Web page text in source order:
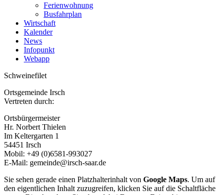
Ferienwohnung
Busfahrplan
Wirtschaft
Kalender
News
Infopunkt
Webapp
Schweinefilet
Ortsgemeinde Irsch
Vertreten durch:
Ortsbürgermeister
Hr. Norbert Thielen
Im Keltergarten 1
54451 Irsch
Mobil: +49 (0)6581-993027
E-Mail: gemeinde@irsch-saar.de
Sie sehen gerade einen Platzhalterinhalt von Google Maps. Um auf
den eigentlichen Inhalt zuzugreifen, klicken Sie auf die Schaltfläche